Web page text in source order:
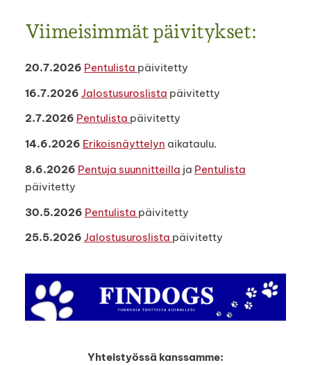
Viimeisimmät päivitykset:
20.7.2026 Pentulista päivitetty
16.7.2026 Jalostusuroslista päivitetty
2.7.2026 Pentulista päivitetty
14.6.2026 Erikoisnäyttelyn aikataulu.
8.6.2026 Pentuja suunnitteilla ja Pentulista
päivitetty
30.5.2026 Pentulista päivitetty
25.5.2026 Jalostusuroslista päivitetty
Yhteistyössä kanssamme: